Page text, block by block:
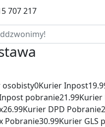
707 217
osobisty0Kurier Inpost
pobranie21.99Kurier
26.99Kurier DPD Pobranie
Pobranie30.99Kurier GLS